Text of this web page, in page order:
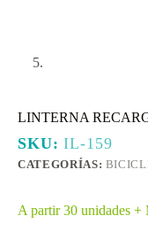
LINTERNA
SKU:IL-159
CATEGORÍAS:
A partir 30 unidades +